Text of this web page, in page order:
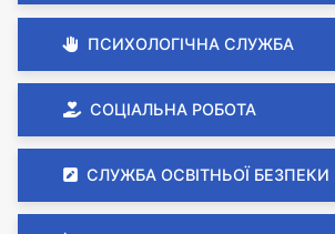
ПСИХОЛОГІЧНА СЛУЖБА
СОЦІАЛЬНА РОБОТА
СЛУЖБА ОСВІТНЬОЇ БЕЗПЕКИ